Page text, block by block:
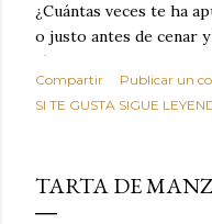
¿Cuántas veces te ha
o justo antes de cenar
típicas patatas de
ultraprocesados llenos
Todos hemos estado
satisface. Estas alubias
por completo tu forma
Compartir
Publicar un
SI TE GUSTA SIGUE
TARTA DE